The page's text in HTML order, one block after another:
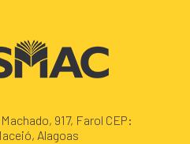
917, Farol CEP:
Alagoas